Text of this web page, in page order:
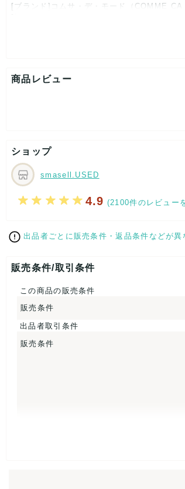
[ブランド]コムサ・デ・モード（COMME CA
表記サイズ：9
肩幅：約36cm
目立った傷や汚れなし
こちらはUSED品になりますが、
特記する程のダメージはなく、状態良好なお
ダメージがある場合はできる限り、撮影して
ご確認下さいませ。
着丈：約56cm
袖丈：約50cm
【 生産地 】
商品レビュー
ショップ
smasell.USED
4.9 (2100件のレビュー
出品者ごとに販売条件・返品条件などが
販売条件/取引条件
この商品の販売条件
販売条件
出品者取引条件
販売条件